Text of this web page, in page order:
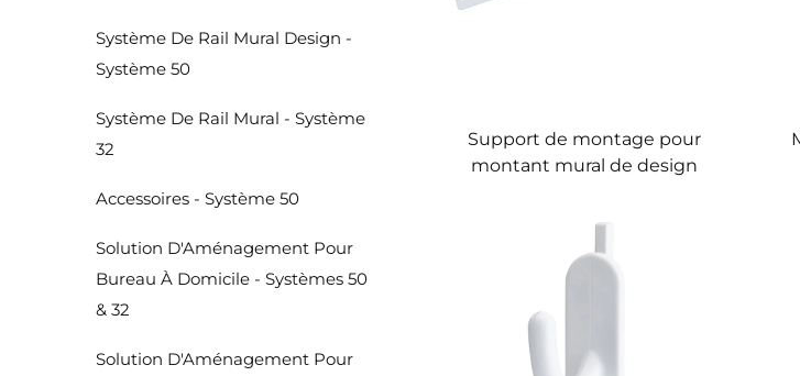
Système De Rail Mural Design -
Système 50
Système De Rail Mural - Système
32
Accessoires - Système 50
Solution D'Aménagement Pour
Bureau À Domicile - Systèmes 50
& 32
Solution D'Aménagement Pour
Support de montage pour
montant mural de design